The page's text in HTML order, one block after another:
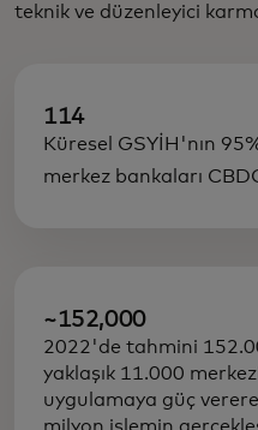
teknik ve düzenleyici
114
Küresel GSYİH'nın
merkez bankaları
~152,000
2022'de tahmini
yaklaşık 11.000
uygulamaya güç